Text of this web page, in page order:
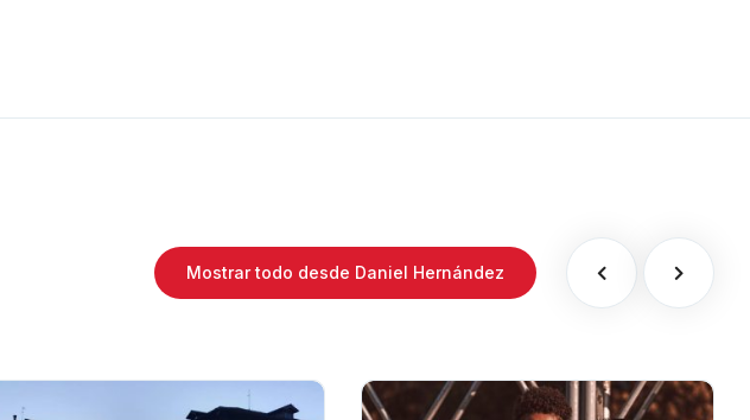
Mostrar todo desde Daniel Hernández